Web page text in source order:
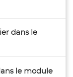
dans le
le module